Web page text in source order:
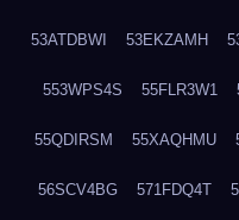
53ATDBWI 53EKZAMH
553WPS4S 55FLR3W1
55QDIRSM 55XAQHMU
56SCV4BG 571FDQ4T